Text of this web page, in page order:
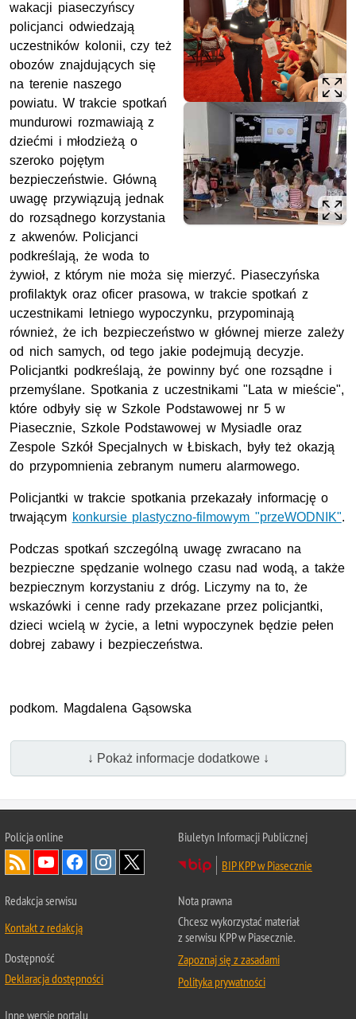
wakacji piaseczyńscy
policjanci odwiedzają
uczestników kolonii, czy też
obozów znajdujących się
na terenie naszego
powiatu. W trakcie spotkań
mundurowi rozmawiają z
dziećmi i młodzieżą o
szeroko pojętym
bezpieczeństwie. Główną
uwagę przywiązują jednak
do rozsądnego korzystania
z akwenów. Policjanci
podkreślają, że woda to
żywioł, z którym nie moża się mierzyć. Piaseczyńska
profilaktyk oraz oficer prasowa, w trakcie spotkań z
uczestnikami letniego wypoczynku, przypominają
również, że ich bezpieczeństwo w głównej mierze zależy
od nich samych, od tego jakie podejmują decyzje.
Policjantki podkreślają, że powinny być one rozsądne i
przemyślane. Spotkania z uczestnikami "Lata w mieście",
które odbyły się w Szkole Podstawowej nr 5 w
Piasecznie, Szkole Podstawowej w Mysiadle oraz
Zespole Szkół Specjalnych w Łbiskach, były też okazją
do przypomnienia zebranym numeru alarmowego.
Policjantki w trakcie spotkania przekazały informację o
trwającym konkursie plastyczno-filmowym "przeWODNIK".
Podczas spotkań szczególną uwagę zwracano na
bezpieczne spędzanie wolnego czasu nad wodą, a także
bezpiecznym korzystaniu z dróg. Liczymy na to, że
wskazówki i cenne rady przekazane przez policjantki,
dzieci wcielą w życie, a letni wypoczynek będzie pełen
dobrej zabawy i bezpieczeństwa.
podkom. Magdalena Gąsowska
↓ Pokaż informacje dodatkowe ↓
Policja online
Biuletyn Informacji Publicznej
BIP KPP w Piasecznie
Redakcja serwisu
Kontakt z redakcją
Dostępność
Deklaracja dostępności
Nota prawna
Chcesz wykorzystać materiał
z serwisu KPP w Piasecznie.
Zapoznaj się z zasadami
Polityka prywatności
Inne wersje portalu